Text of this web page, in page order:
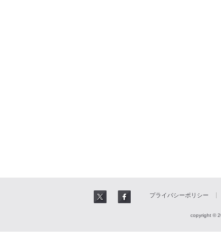
プライバシーポリシー
copyright ©